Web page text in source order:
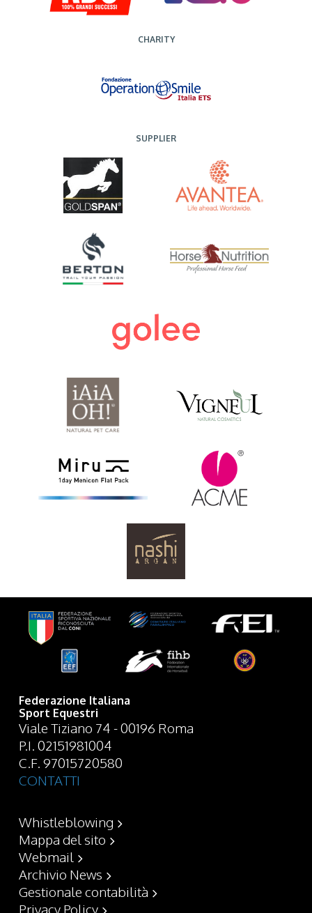
CHARITY
SUPPLIER
Federazione Italiana
Sport Equestri
Viale Tiziano 74 - 00196 Roma
P.I. 02151981004
C.F. 97015720580
CONTATTI
Whistleblowing
Mappa del sito
Webmail
Archivio News
Gestionale contabilità
Privacy Policy